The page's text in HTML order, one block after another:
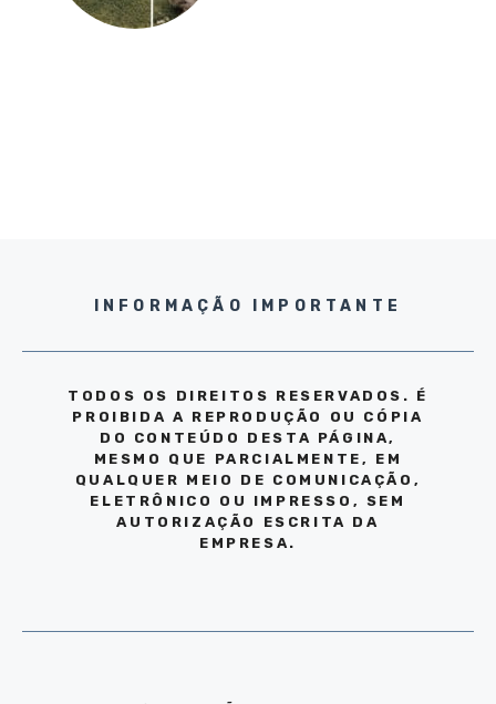
INFORMAÇÃO IMPORTANTE
TODOS OS DIREITOS RESERVADOS. É
PROIBIDA A REPRODUÇÃO OU CÓPIA
DO CONTEÚDO DESTA PÁGINA,
MESMO QUE PARCIALMENTE, EM
QUALQUER MEIO DE COMUNICAÇÃO,
ELETRÔNICO OU IMPRESSO, SEM
AUTORIZAÇÃO ESCRITA DA
EMPRESA.